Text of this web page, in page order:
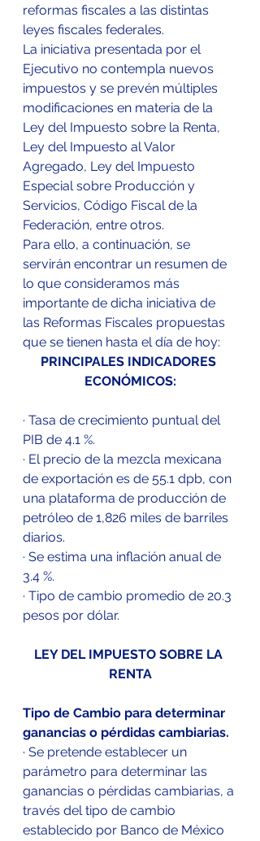
reformas fiscales a las distintas
leyes fiscales federales.
La iniciativa presentada por el
Ejecutivo no contempla nuevos
impuestos y se prevén múltiples
modificaciones en materia de la
Ley del Impuesto sobre la Renta,
Ley del Impuesto al Valor
Agregado, Ley del Impuesto
Especial sobre Producción y
Servicios, Código Fiscal de la
Federación, entre otros.
Para ello, a continuación, se
servirán encontrar un resumen de
lo que consideramos más
importante de dicha iniciativa de
las Reformas Fiscales propuestas
que se tienen hasta el día de hoy:
PRINCIPALES INDICADORES
ECONÓMICOS:
· Tasa de crecimiento puntual del
PIB de 4.1 %.
· El precio de la mezcla mexicana
de exportación es de 55.1 dpb, con
una plataforma de producción de
petróleo de 1,826 miles de barriles
diarios.
· Se estima una inflación anual de
3.4 %.
· Tipo de cambio promedio de 20.3
pesos por dólar.
LEY DEL IMPUESTO SOBRE LA
RENTA
Tipo de Cambio para determinar
ganancias o pérdidas cambiarias.
· Se pretende establecer un
parámetro para determinar las
ganancias o pérdidas cambiarias, a
través del tipo de cambio
establecido por Banco de México